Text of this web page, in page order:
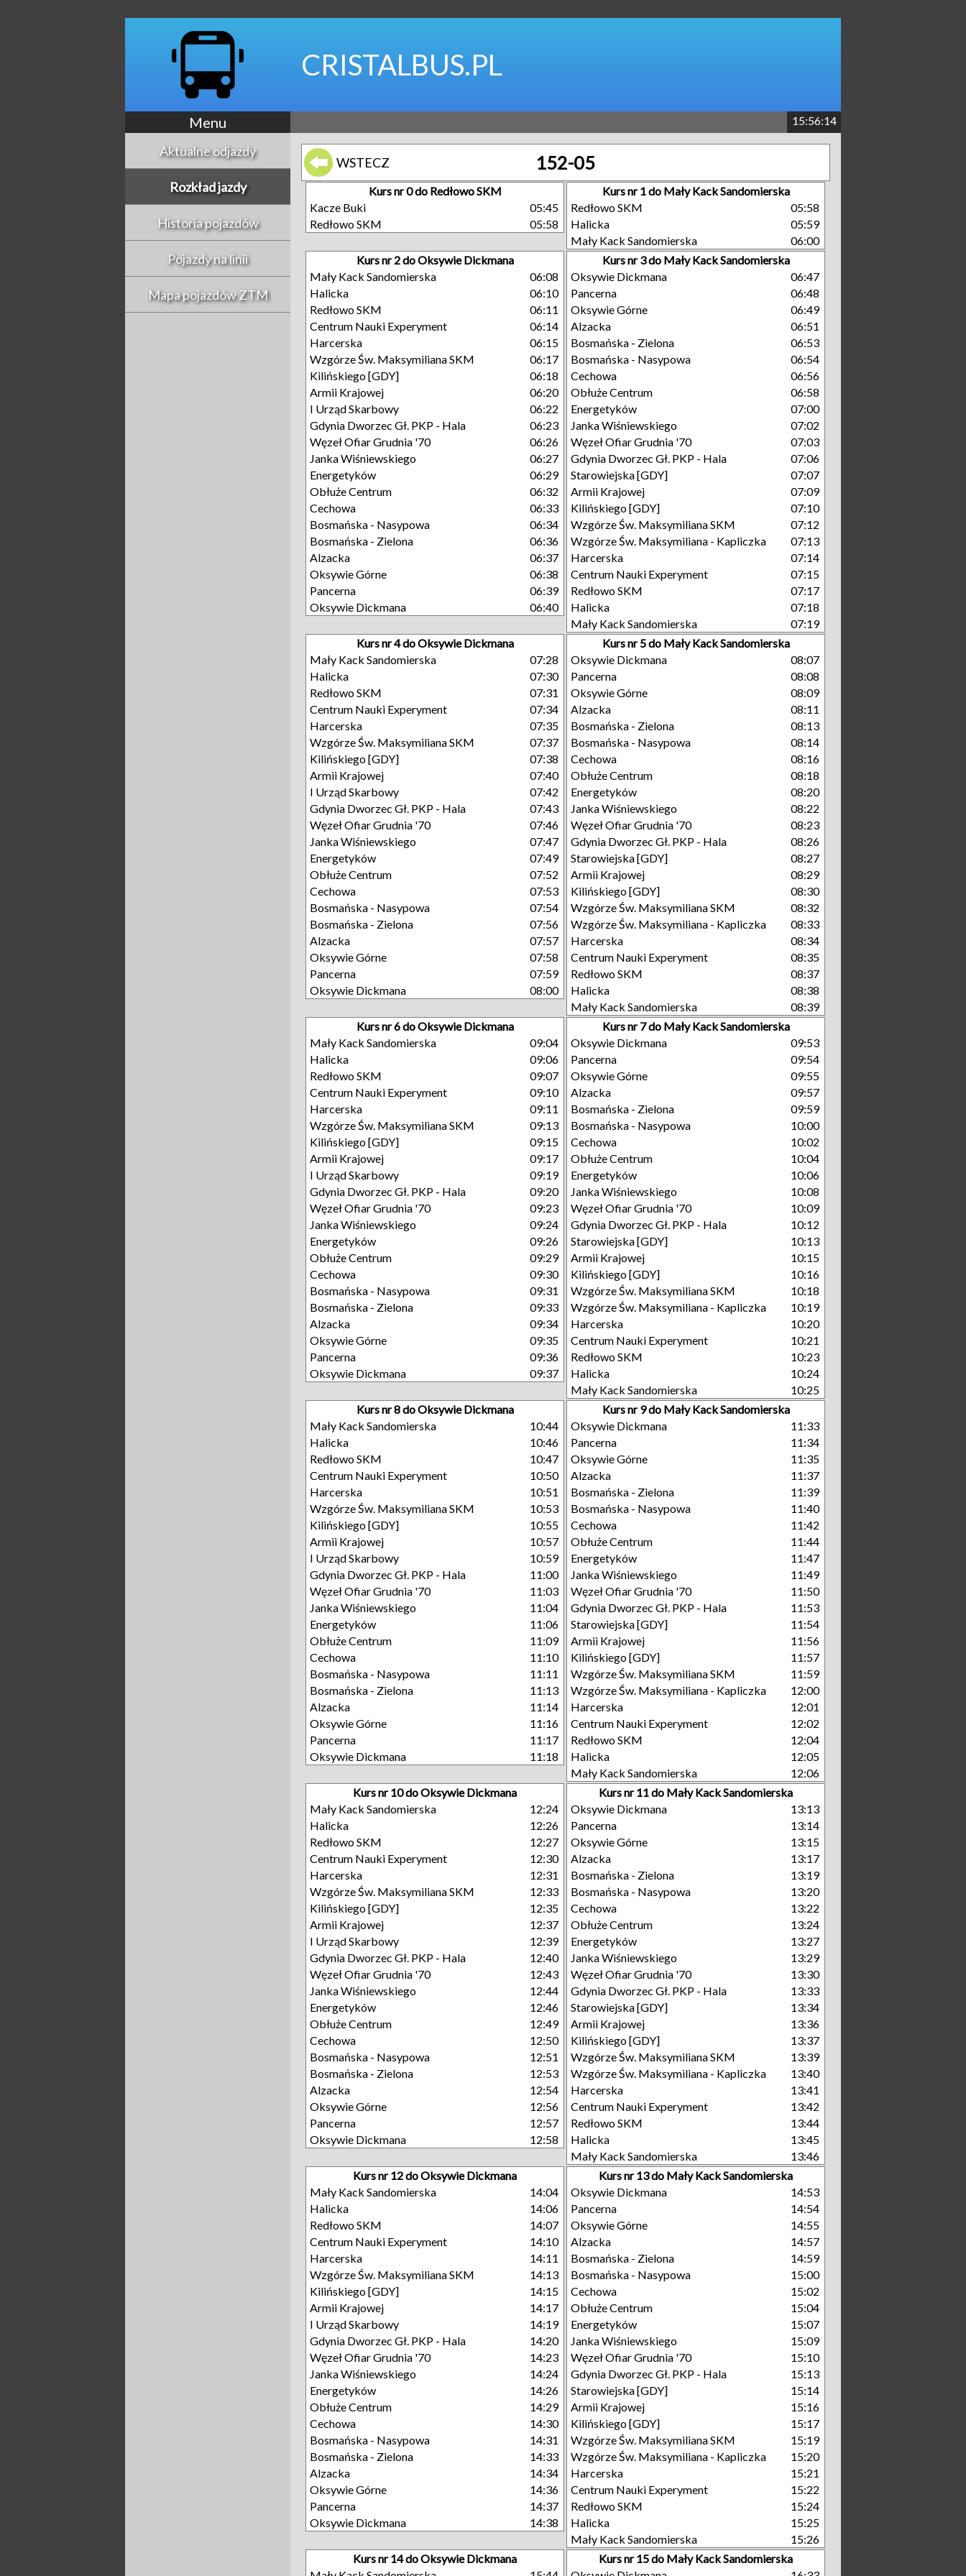
CRISTALBUS.PL
Menu 15:56:15
Aktualne odjazdy
Rozkład jazdy
Historia pojazdów
Pojazdy na linii
Mapa pojazdów ZTM
WSTECZ 152-05
Kurs nr 0 do Redłowo SKM
Kacze Buki
05:45
Redłowo SKM
05:58
Kurs nr 1 do Mały Kack Sandomierska
Redłowo SKM
05:58
Halicka
05:59
Mały Kack Sandomierska
06:00
Kurs nr 2 do Oksywie Dickmana
Mały Kack Sandomierska
06:08
Halicka
06:10
Redłowo SKM
06:11
Centrum Nauki Experyment
06:14
Harcerska
06:15
Wzgórze Św. Maksymiliana SKM
06:17
Kilińskiego [GDY]
06:18
Armii Krajowej
06:20
I Urząd Skarbowy
06:22
Gdynia Dworzec Gł. PKP - Hala
06:23
Węzeł Ofiar Grudnia '70
06:26
Janka Wiśniewskiego
06:27
Energetyków
06:29
Obłuże Centrum
06:32
Cechowa
06:33
Bosmańska - Nasypowa
06:34
Bosmańska - Zielona
06:36
Alzacka
06:37
Oksywie Górne
06:38
Pancerna
06:39
Oksywie Dickmana
06:40
Kurs nr 3 do Mały Kack Sandomierska
Oksywie Dickmana
06:47
Pancerna
06:48
Oksywie Górne
06:49
Alzacka
06:51
Bosmańska - Zielona
06:53
Bosmańska - Nasypowa
06:54
Cechowa
06:56
Obłuże Centrum
06:58
Energetyków
07:00
Janka Wiśniewskiego
07:02
Węzeł Ofiar Grudnia '70
07:03
Gdynia Dworzec Gł. PKP - Hala
07:06
Starowiejska [GDY]
07:07
Armii Krajowej
07:09
Kilińskiego [GDY]
07:10
Wzgórze Św. Maksymiliana SKM
07:12
Wzgórze Św. Maksymiliana - Kapliczka
07:13
Harcerska
07:14
Centrum Nauki Experyment
07:15
Redłowo SKM
07:17
Halicka
07:18
Mały Kack Sandomierska
07:19
Kurs nr 4 do Oksywie Dickmana
Mały Kack Sandomierska
07:28
Halicka
07:30
Redłowo SKM
07:31
Centrum Nauki Experyment
07:34
Harcerska
07:35
Wzgórze Św. Maksymiliana SKM
07:37
Kilińskiego [GDY]
07:38
Armii Krajowej
07:40
I Urząd Skarbowy
07:42
Gdynia Dworzec Gł. PKP - Hala
07:43
Węzeł Ofiar Grudnia '70
07:46
Janka Wiśniewskiego
07:47
Energetyków
07:49
Obłuże Centrum
07:52
Cechowa
07:53
Bosmańska - Nasypowa
07:54
Bosmańska - Zielona
07:56
Alzacka
07:57
Oksywie Górne
07:58
Pancerna
07:59
Oksywie Dickmana
08:00
Kurs nr 5 do Mały Kack Sandomierska
Oksywie Dickmana
08:07
Pancerna
08:08
Oksywie Górne
08:09
Alzacka
08:11
Bosmańska - Zielona
08:13
Bosmańska - Nasypowa
08:14
Cechowa
08:16
Obłuże Centrum
08:18
Energetyków
08:20
Janka Wiśniewskiego
08:22
Węzeł Ofiar Grudnia '70
08:23
Gdynia Dworzec Gł. PKP - Hala
08:26
Starowiejska [GDY]
08:27
Armii Krajowej
08:29
Kilińskiego [GDY]
08:30
Wzgórze Św. Maksymiliana SKM
08:32
Wzgórze Św. Maksymiliana - Kapliczka
08:33
Harcerska
08:34
Centrum Nauki Experyment
08:35
Redłowo SKM
08:37
Halicka
08:38
Mały Kack Sandomierska
08:39
Kurs nr 6 do Oksywie Dickmana
Mały Kack Sandomierska
09:04
Halicka
09:06
Redłowo SKM
09:07
Centrum Nauki Experyment
09:10
Harcerska
09:11
Wzgórze Św. Maksymiliana SKM
09:13
Kilińskiego [GDY]
09:15
Armii Krajowej
09:17
I Urząd Skarbowy
09:19
Gdynia Dworzec Gł. PKP - Hala
09:20
Węzeł Ofiar Grudnia '70
09:23
Janka Wiśniewskiego
09:24
Energetyków
09:26
Obłuże Centrum
09:29
Cechowa
09:30
Bosmańska - Nasypowa
09:31
Bosmańska - Zielona
09:33
Alzacka
09:34
Oksywie Górne
09:35
Pancerna
09:36
Oksywie Dickmana
09:37
Kurs nr 7 do Mały Kack Sandomierska
Oksywie Dickmana
09:53
Pancerna
09:54
Oksywie Górne
09:55
Alzacka
09:57
Bosmańska - Zielona
09:59
Bosmańska - Nasypowa
10:00
Cechowa
10:02
Obłuże Centrum
10:04
Energetyków
10:06
Janka Wiśniewskiego
10:08
Węzeł Ofiar Grudnia '70
10:09
Gdynia Dworzec Gł. PKP - Hala
10:12
Starowiejska [GDY]
10:13
Armii Krajowej
10:15
Kilińskiego [GDY]
10:16
Wzgórze Św. Maksymiliana SKM
10:18
Wzgórze Św. Maksymiliana - Kapliczka
10:19
Harcerska
10:20
Centrum Nauki Experyment
10:21
Redłowo SKM
10:23
Halicka
10:24
Mały Kack Sandomierska
10:25
Kurs nr 8 do Oksywie Dickmana
Mały Kack Sandomierska
10:44
Halicka
10:46
Redłowo SKM
10:47
Centrum Nauki Experyment
10:50
Harcerska
10:51
Wzgórze Św. Maksymiliana SKM
10:53
Kilińskiego [GDY]
10:55
Armii Krajowej
10:57
I Urząd Skarbowy
10:59
Gdynia Dworzec Gł. PKP - Hala
11:00
Węzeł Ofiar Grudnia '70
11:03
Janka Wiśniewskiego
11:04
Energetyków
11:06
Obłuże Centrum
11:09
Cechowa
11:10
Bosmańska - Nasypowa
11:11
Bosmańska - Zielona
11:13
Alzacka
11:14
Oksywie Górne
11:16
Pancerna
11:17
Oksywie Dickmana
11:18
Kurs nr 9 do Mały Kack Sandomierska
Oksywie Dickmana
11:33
Pancerna
11:34
Oksywie Górne
11:35
Alzacka
11:37
Bosmańska - Zielona
11:39
Bosmańska - Nasypowa
11:40
Cechowa
11:42
Obłuże Centrum
11:44
Energetyków
11:47
Janka Wiśniewskiego
11:49
Węzeł Ofiar Grudnia '70
11:50
Gdynia Dworzec Gł. PKP - Hala
11:53
Starowiejska [GDY]
11:54
Armii Krajowej
11:56
Kilińskiego [GDY]
11:57
Wzgórze Św. Maksymiliana SKM
11:59
Wzgórze Św. Maksymiliana - Kapliczka
12:00
Harcerska
12:01
Centrum Nauki Experyment
12:02
Redłowo SKM
12:04
Halicka
12:05
Mały Kack Sandomierska
12:06
Kurs nr 10 do Oksywie Dickmana
Mały Kack Sandomierska
12:24
Halicka
12:26
Redłowo SKM
12:27
Centrum Nauki Experyment
12:30
Harcerska
12:31
Wzgórze Św. Maksymiliana SKM
12:33
Kilińskiego [GDY]
12:35
Armii Krajowej
12:37
I Urząd Skarbowy
12:39
Gdynia Dworzec Gł. PKP - Hala
12:40
Węzeł Ofiar Grudnia '70
12:43
Janka Wiśniewskiego
12:44
Energetyków
12:46
Obłuże Centrum
12:49
Cechowa
12:50
Bosmańska - Nasypowa
12:51
Bosmańska - Zielona
12:53
Alzacka
12:54
Oksywie Górne
12:56
Pancerna
12:57
Oksywie Dickmana
12:58
Kurs nr 11 do Mały Kack Sandomierska
Oksywie Dickmana
13:13
Pancerna
13:14
Oksywie Górne
13:15
Alzacka
13:17
Bosmańska - Zielona
13:19
Bosmańska - Nasypowa
13:20
Cechowa
13:22
Obłuże Centrum
13:24
Energetyków
13:27
Janka Wiśniewskiego
13:29
Węzeł Ofiar Grudnia '70
13:30
Gdynia Dworzec Gł. PKP - Hala
13:33
Starowiejska [GDY]
13:34
Armii Krajowej
13:36
Kilińskiego [GDY]
13:37
Wzgórze Św. Maksymiliana SKM
13:39
Wzgórze Św. Maksymiliana - Kapliczka
13:40
Harcerska
13:41
Centrum Nauki Experyment
13:42
Redłowo SKM
13:44
Halicka
13:45
Mały Kack Sandomierska
13:46
Kurs nr 12 do Oksywie Dickmana
Mały Kack Sandomierska
14:04
Halicka
14:06
Redłowo SKM
14:07
Centrum Nauki Experyment
14:10
Harcerska
14:11
Wzgórze Św. Maksymiliana SKM
14:13
Kilińskiego [GDY]
14:15
Armii Krajowej
14:17
I Urząd Skarbowy
14:19
Gdynia Dworzec Gł. PKP - Hala
14:20
Węzeł Ofiar Grudnia '70
14:23
Janka Wiśniewskiego
14:24
Energetyków
14:26
Obłuże Centrum
14:29
Cechowa
14:30
Bosmańska - Nasypowa
14:31
Bosmańska - Zielona
14:33
Alzacka
14:34
Oksywie Górne
14:36
Pancerna
14:37
Oksywie Dickmana
14:38
Kurs nr 13 do Mały Kack Sandomierska
Oksywie Dickmana
14:53
Pancerna
14:54
Oksywie Górne
14:55
Alzacka
14:57
Bosmańska - Zielona
14:59
Bosmańska - Nasypowa
15:00
Cechowa
15:02
Obłuże Centrum
15:04
Energetyków
15:07
Janka Wiśniewskiego
15:09
Węzeł Ofiar Grudnia '70
15:10
Gdynia Dworzec Gł. PKP - Hala
15:13
Starowiejska [GDY]
15:14
Armii Krajowej
15:16
Kilińskiego [GDY]
15:17
Wzgórze Św. Maksymiliana SKM
15:19
Wzgórze Św. Maksymiliana - Kapliczka
15:20
Harcerska
15:21
Centrum Nauki Experyment
15:22
Redłowo SKM
15:24
Halicka
15:25
Mały Kack Sandomierska
15:26
Kurs nr 14 do Oksywie Dickmana
Kurs nr 15 do Mały Kack Sandomierska